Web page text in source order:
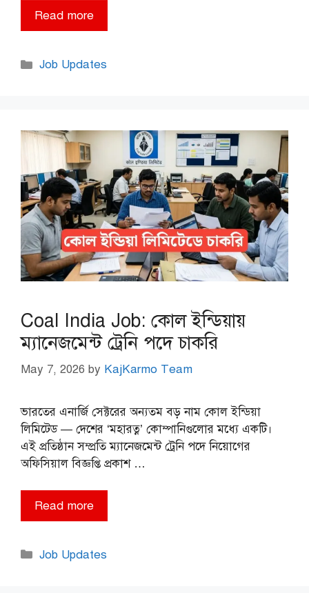
Read more
Categories
Job Updates
Coal India Job: কোল ইন্ডিয়ায়
ম্যানেজমেন্ট ট্রেনি পদে চাকরি
May 7, 2026 by KajKarmo Team
ভারতের এনার্জি সেক্টরের অন্যতম বড় নাম কোল ইন্ডিয়া
লিমিটেড — দেশের ‘মহারত্ন’ কোম্পানিগুলোর মধ্যে একটি।
এই প্রতিষ্ঠান সম্প্রতি ম্যানেজমেন্ট ট্রেনি পদে নিয়োগের
অফিসিয়াল বিজ্ঞপ্তি প্রকাশ …
Read more
Categories
Job Updates